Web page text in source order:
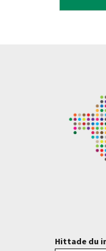
Hittade du